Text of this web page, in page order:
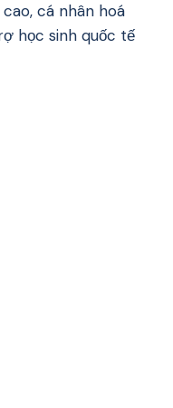
cá nhân hoá
học sinh quốc tế